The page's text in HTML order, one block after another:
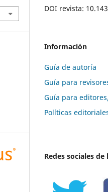
DOI revista:
Información
Guía de autoría
Guía para
Guía para
Políticas
Redes sociales